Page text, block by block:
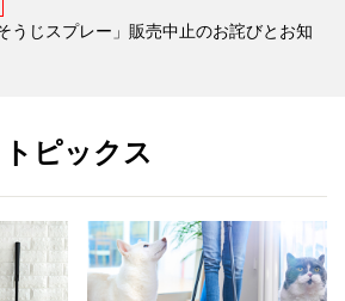
うじスプレー」販売中止のお詫びとお知
トピックス